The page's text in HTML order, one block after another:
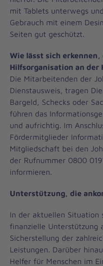
mit Tablets unterwegs
Gebrauch mit einem
Seiten gut geschützt.
Wie lässt sich erkennen,
Hilfsorganisation an der
Die Mitarbeitenden der
Dienstausweis, tragen
Bargeld, Schecks oder
führen das
und aufrichtig. Im
Fördermitglieder
Mitgliedschaft bei den
der Rufnummer 0800
informieren.
Unterstützung, die
In der aktuellen
finanzielle Unterstützung
Sicherstellung der
Leistungen. Darüber
Helfer für Menschen im